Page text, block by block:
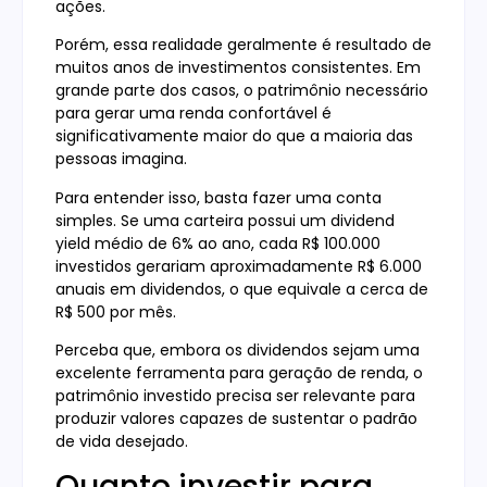
ações.
Porém, essa realidade geralmente é resultado de
muitos anos de investimentos consistentes. Em
grande parte dos casos, o patrimônio necessário
para gerar uma renda confortável é
significativamente maior do que a maioria das
pessoas imagina.
Para entender isso, basta fazer uma conta
simples. Se uma carteira possui um dividend
yield médio de 6% ao ano, cada R$ 100.000
investidos gerariam aproximadamente R$ 6.000
anuais em dividendos, o que equivale a cerca de
R$ 500 por mês.
Perceba que, embora os dividendos sejam uma
excelente ferramenta para geração de renda, o
patrimônio investido precisa ser relevante para
produzir valores capazes de sustentar o padrão
de vida desejado.